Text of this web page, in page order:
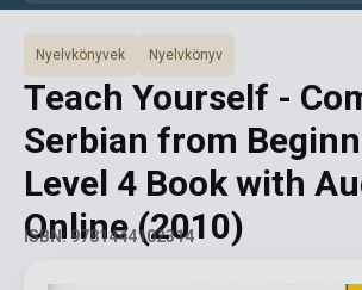
Nyelvkönyvek Nyelvkönyv
Teach Yourself -
Serbian from
Level 4 Book with
Online(2010)
ISBN: 9781444102314